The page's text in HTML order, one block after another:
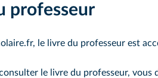
professeur
le livre du professeur est
le livre du professeur, vous